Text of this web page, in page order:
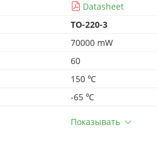
Datasheet
TO-220-3
70000 mW
60
150 ℃
-65 ℃
Показывать